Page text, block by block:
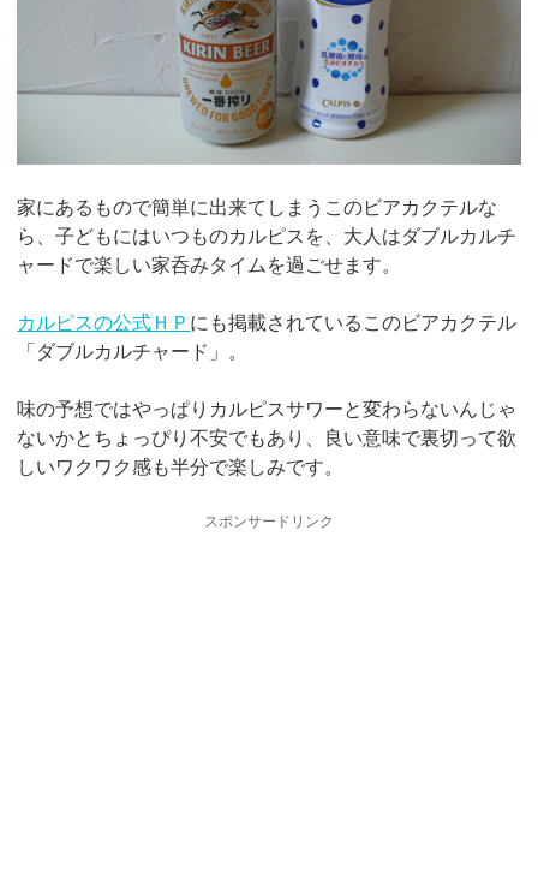
家にあるもので簡単に出来てしまうこのビアカクテルな
ら、子どもにはいつものカルピスを、大人はダブルカルチ
ャードで楽しい家呑みタイムを過ごせます。
カルピスの公式ＨＰ にも掲載されているこのビアカクテル
「ダブルカルチャード」。
味の予想ではやっぱりカルピスサワーと変わらないんじゃ
ないかとちょっぴり不安でもあり、良い意味で裏切って欲
しいワクワク感も半分で楽しみです。
スポンサードリンク